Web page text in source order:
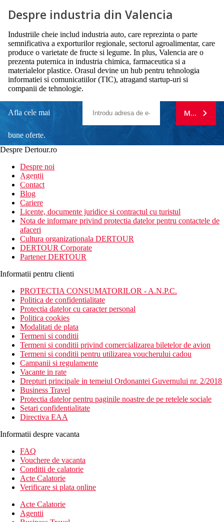
Despre industria din Valencia
Industriile cheie includ industria auto, care reprezinta o parte
semnificativa a exporturilor regionale, sectorul agroalimentar, care
produce o varietate de fructe si legume. In plus, Valencia are o
prezenta puternica in industria chimica, farmaceutica si a
materialelor plastice. Orasul devine un hub pentru tehnologia
informatiei si comunicatiilor (TIC), atragand startup-uri si
companii de tehnologie.
Afla cele mai
bune oferte.
newsletter!
MA
Despre Dertour.ro
Despre noi
Agentii
Contact
Blog
Cariere
Licente, documente juridice si contractul cu turistul
Nota de informare privind protectia datelor pentru contactele de
afaceri
Cultura organizationala DERTOUR
DERTOUR Corporate
Partener DERTOUR
Informatii pentru clienti
PROTECTIA CONSUMATORILOR - A.N.P.C.
Politica de confidentialitate
Protectia datelor cu caracter personal
Politica cookies
Modalitati de plata
Termeni si conditii
Termeni si conditii privind comercializarea biletelor de avion
Termeni si conditii pentru utilizarea voucherului cadou
Campanii si regulamente
Vacante in rate
Drepturi principale in temeiul Ordonantei Guvernului nr. 2/2018
Business Travel
Protectia datelor pentru paginile noastre de pe retelele sociale
Setari confidentialitate
Directiva EAA
Informatii despre vacanta
FAQ
Vouchere de vacanta
Conditii de calatorie
Acte Calatorie
Verificare si plata online
Acte Calatorie
Agentii